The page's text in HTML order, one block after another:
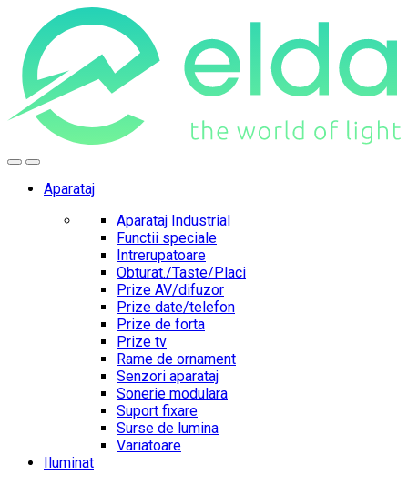
navigation
content
Aparataj
Aparataj Industrial
Functii speciale
Intrerupatoare
Obturat./Taste/Placi
Prize AV/difuzor
Prize date/telefon
Prize de forta
Prize tv
Rame de ornament
Senzori aparataj
Sonerie modulara
Suport fixare
Surse de lumina
Variatoare
Iluminat